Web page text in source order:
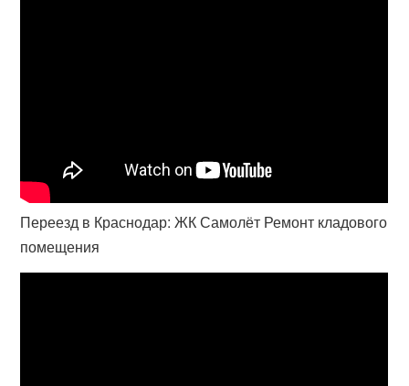
Переезд в Краснодар: ЖК Самолёт Ремонт кладового
помещения